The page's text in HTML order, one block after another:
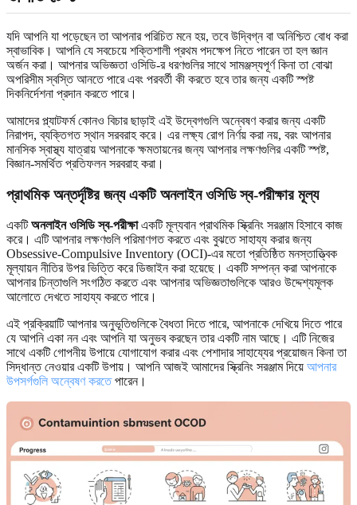
যদি আপনি যা পড়েছেন তা আপনার পরিচিত মনে হয়, তবে উদ্বিগ্ন বা অনিশ্চিত বোধ করা
স্বাভাবিক। আপনি যে সবচেয়ে শক্তিশালী প্রথম পদক্ষেপ নিতে পারেন তা হল জ্ঞান
অর্জন করা। আপনার অভিজ্ঞতা ওসিডি-র ধরণগুলির সাথে সামঞ্জস্যপূর্ণ কিনা তা বোঝা
অপরিসীম স্বস্তি আনতে পারে এবং পরবর্তী কী করতে হবে তার জন্য একটি স্পষ্ট
দিকনির্দেশনা প্রদান করতে পারে।
আমাদের প্ল্যাটফর্ম কোনও বিচার ছাড়াই এই উদ্বেগগুলি অন্বেষণ করার জন্য একটি
নিরাপদ, ব্যক্তিগত স্থান সরবরাহ করে। এর লক্ষ্য রোগ নির্ণয় করা নয়, বরং আপনার
মানসিক স্বাস্থ্য যাত্রায় আপনাকে ক্ষমতায়নের জন্য আপনার লক্ষণগুলির একটি স্পষ্ট,
বিজ্ঞান-সমর্থিত প্রতিফলন সরবরাহ করা।
প্রাথমিক অন্তর্দৃষ্টির জন্য একটি অনলাইন ওসিডি স্ব-পরীক্ষার মূল্য
একটিঅনলাইন ওসিডি স্ব-পরীক্ষাএকটি মূল্যবান প্রাথমিক স্ক্রিনিং সরঞ্জাম হিসাবে কাজ
করে। এটি আপনার লক্ষণগুলি পরিমাণগত করতে এবং বুঝতে সাহায্য করার জন্য
Obsessive-Compulsive Inventory (OCI)-এর মতো প্রতিষ্ঠিত মনস্তাত্ত্বিক
মূল্যায়ন নীতির উপর ভিত্তি করে ডিজাইন করা হয়েছে। একটি সম্পন্ন করা আপনাকে
আপনার চিন্তাগুলি সংগঠিত করতে এবং আপনার অভিজ্ঞতাগুলিকে আরও উদ্দেশ্যমূলক
আলোতে দেখতে সাহায্য করতে পারে।
এই প্রক্রিয়াটি আপনার অনুভূতিগুলিকে বৈধতা দিতে পারে, আপনাকে দেখিয়ে দিতে পারে
যে আপনি একা নন এবং আপনি যা অনুভব করছেন তার একটি নাম আছে। এটি নিজের
সাথে একটি গোপনীয় উপায়ে যোগাযোগ করার এবং পেশাদার সাহায্যের প্রয়োজন কিনা তা
সিদ্ধান্ত নেওয়ার একটি উপায়। আপনি আজই আমাদের স্ক্রিনিং সরঞ্জাম দিয়ে আপনার
উপসর্গগুলি অন্বেষণ করতেপারেন।